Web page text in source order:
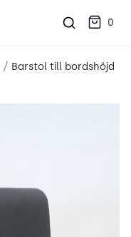
0
/ Barstol till bordshöjd